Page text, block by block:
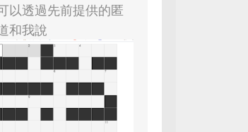
以透過先前提供的匿
和我說